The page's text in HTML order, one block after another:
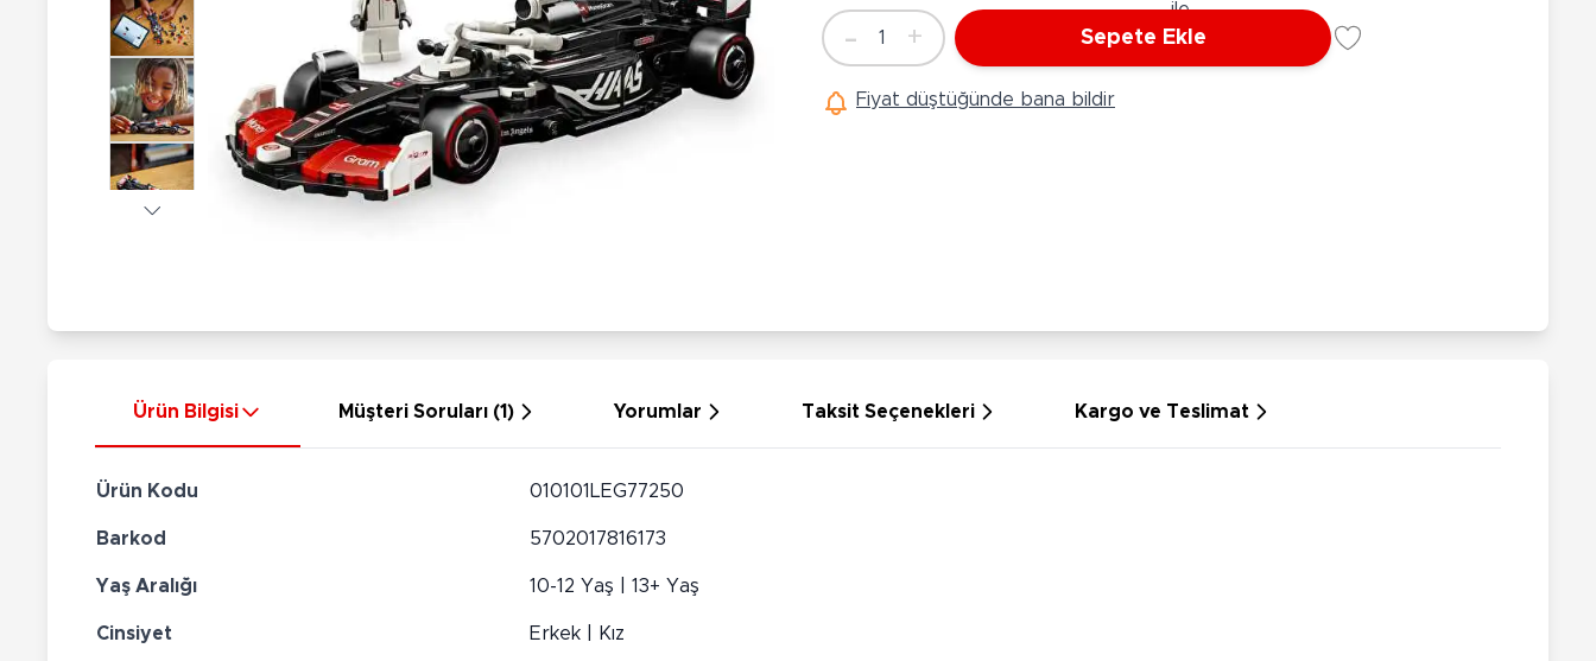
Hayvan Figürler
Çeşitli Figürler
Koleksiyon Figürler
Elektronik Ürünler
Silahlar
Silah Setleri
Kılıç Setleri
Ok Setleri
Hobi Oyuncakları
Maketler
Sihirbazlık Setleri
Puzzlelar
Anne Bebek Oyuncakları
Aktivite Masaları
Bebek Araç Gereçleri
Ürünleri
Kaykay - Paten - Scooter
Bin Git Araçlar
Çeşitli Peluşlar
Adet
- 1 + Sepete Ekle
Fiyat düştüğünde bana bildir
Ürün Bilgisi Müşteri Soruları (1) Yorumlar Taksit Seçenekleri Kargo ve Teslimat
Ürün Kodu 010101LEG77250
Barkod 5702017816173
Yaş Aralığı 10-12 Yaş | 13+ Yaş
Cinsiyet Erkek | Kız